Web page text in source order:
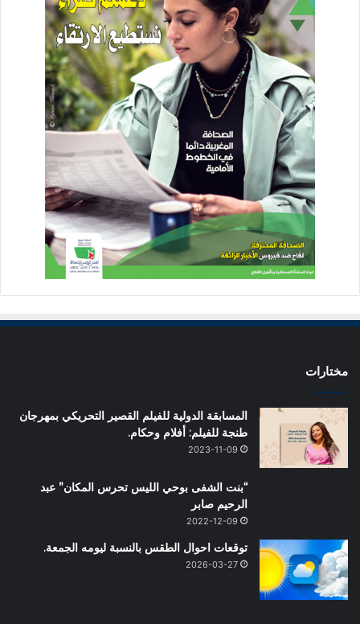
مختارات
المسابقة الدولية للفيلم القصير التحريكي بمهرجان
طنجة للفيلم: أفلام وحكام.
2023-11-09
“بنت الشفى بوحي الليس تحرس المكان” عبد
الرحيم صابر
2022-12-09
توقعات احوال الطقس بالنسبة ليومه الجمعة.
2026-03-27